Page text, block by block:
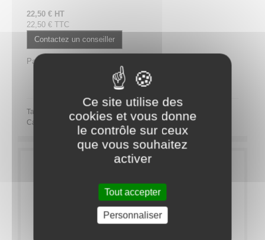
22,50 € HT
22,50 € TTC
Contactez un conseiller
Partager
Partager ce plateau repas sur LinkedIn
Tags:
Catégorie
BOISSONS Alcools Vins rouges
Ce site utilise des
cookies et vous donne
le contrôle sur ceux
que vous souhaitez
activer
Tout accepter
Personnaliser